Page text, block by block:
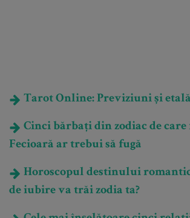
Tarot Online: Previziuni și
Cinci bărbați din zodiac de care
Fecioară ar trebui să fugă
Horoscopul destinului
de iubire va trăi zodia ta?